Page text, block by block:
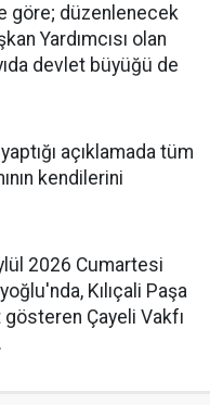
göre; düzenlenecek
Yardımcısı olan
devlet büyüğü de
açıklamada tüm
kendilerini
2026 Cumartesi
Kılıçali Paşa
Çayeli Vakfı